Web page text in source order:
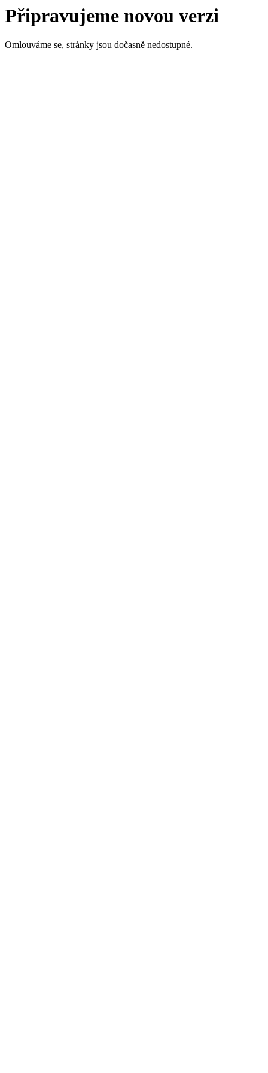
Připravujeme novou verzi
Omlouváme se, stránky jsou dočasně nedostupné.